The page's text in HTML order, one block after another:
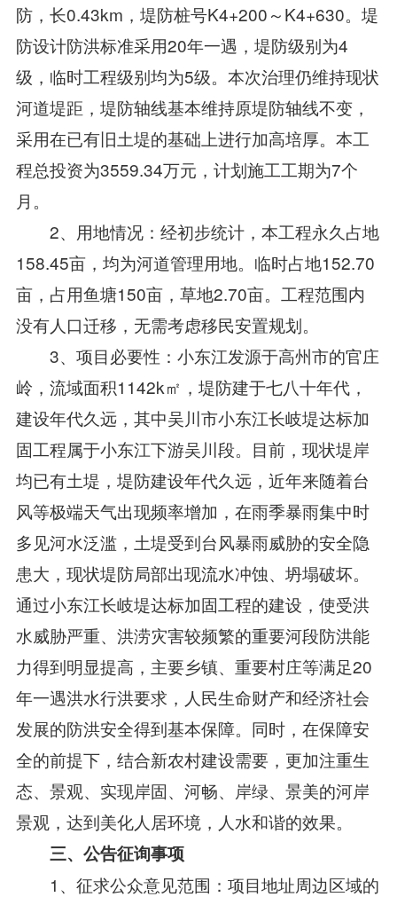
防，长0.43km，堤防桩号K4+200～K4+630。堤
防设计防洪标准采用20年一遇，堤防级别为4
级，临时工程级别均为5级。本次治理仍维持现状
河道堤距，堤防轴线基本维持原堤防轴线不变，
采用在已有旧土堤的基础上进行加高培厚。本工
程总投资为3559.34万元，计划施工工期为7个
月。
2、用地情况：经初步统计，本工程永久占地
158.45亩，均为河道管理用地。临时占地152.70
亩，占用鱼塘150亩，草地2.70亩。工程范围内
没有人口迁移，无需考虑移民安置规划。
3、项目必要性：小东江发源于高州市的官庄
岭，流域面积1142k㎡，堤防建于七八十年代，
建设年代久远，其中吴川市小东江长岐堤达标加
固工程属于小东江下游吴川段。目前，现状堤岸
均已有土堤，堤防建设年代久远，近年来随着台
风等极端天气出现频率增加，在雨季暴雨集中时
多见河水泛滥，土堤受到台风暴雨威胁的安全隐
患大，现状堤防局部出现流水冲蚀、坍塌破坏。
通过小东江长岐堤达标加固工程的建设，使受洪
水威胁严重、洪涝灾害较频繁的重要河段防洪能
力得到明显提高，主要乡镇、重要村庄等满足20
年一遇洪水行洪要求，人民生命财产和经济社会
发展的防洪安全得到基本保障。同时，在保障安
全的前提下，结合新农村建设需要，更加注重生
态、景观、实现岸固、河畅、岸绿、景美的河岸
景观，达到美化人居环境，人水和谐的效果。
三、公告征询事项
1、征求公众意见范围：项目地址周边区域的